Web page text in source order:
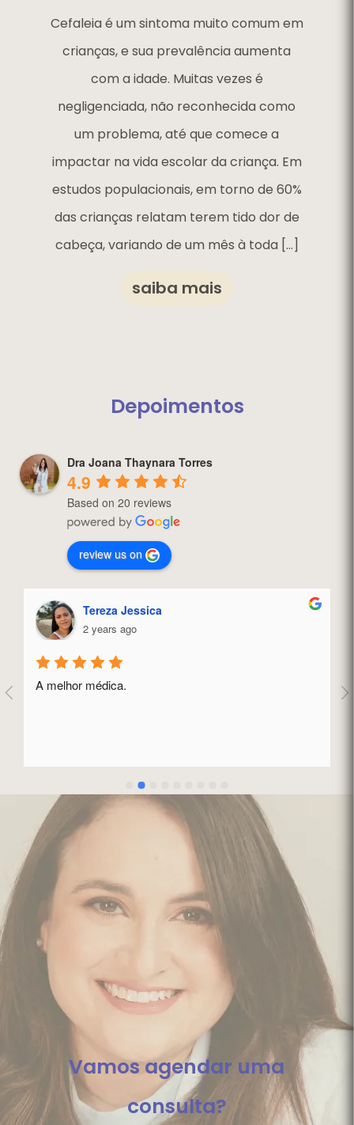
Cefaleia é um sintoma muito comum em
crianças, e sua prevalência aumenta
com a idade. Muitas vezes é
negligenciada, não reconhecida como
um problema, até que comece a
impactar na vida escolar da criança. Em
estudos populacionais, em torno de 60%
das crianças relatam terem tido dor de
cabeça, variando de um mês à toda […]
saiba mais
Depoimentos
Dra Joana Thaynara Torres
4.9
Based on 20 reviews
review us on
Tereza Jessica
2 years ago
A melhor médica.
Vamos agendar uma
consulta?